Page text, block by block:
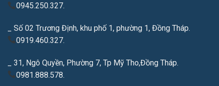
0945.250.327.
_ Số 02 Trương Định, khu phố 1, phường 1, Đồng Tháp.
0919.460.327.
_ 31, Ngô Quyền, Phường 7, Tp Mỹ Tho,Đồng Tháp.
0981.888.578.